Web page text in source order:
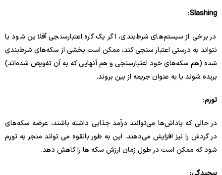
Slashing
:
در برخی از سیستم‌های شرط‌بندی، اگر یک گره اعتبارسنجی آفلاین شود یا
نتواند به درستی اعتبار سنجی کند، ممکن است بخشی از سکه‌های شرط‌بندی
شده (هم سکه‌های خود اعتبارسنجی و هم آنهایی که به آن تفویض شده‌اند)
بریده شوند یا به عنوان جریمه از بین بروند.
تورم:
در حالی که پاداش‌ها می‌توانند درآمد جذابی داشته باشند، عرضه سکه‌های
در گردش را نیز افزایش می‌دهند. این به طور بالقوه می تواند منجر به تورم
شود که ممکن است در طول زمان ارزش سکه ها را کاهش دهد.